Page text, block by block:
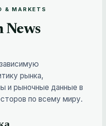
& MARKETS
News
рынка,
и рыночные данные в
по всему миру.